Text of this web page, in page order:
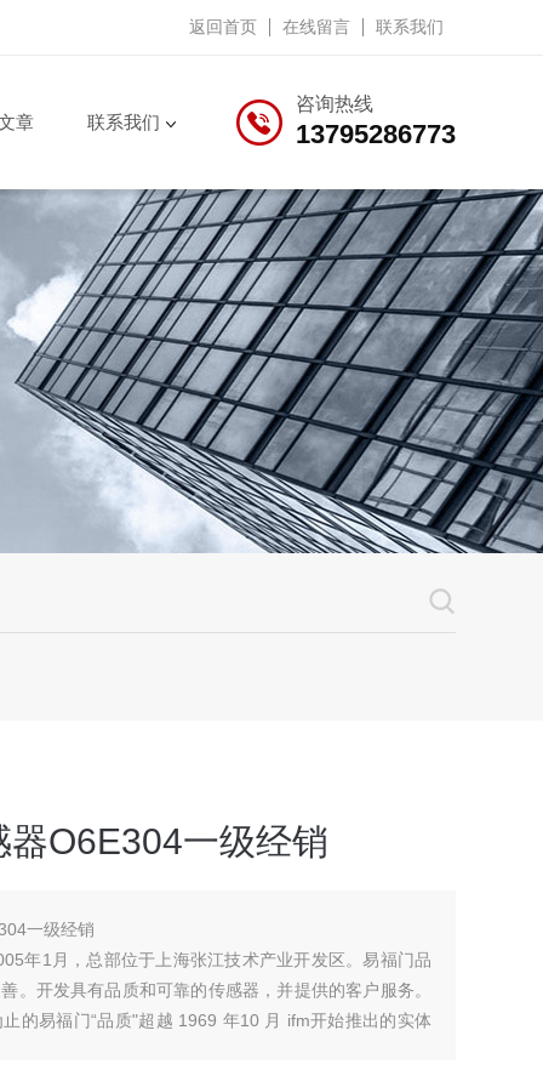
返回首页 在线留言 联系我们
咨询热线
13795286773
章 联系我们
O6E304一级经销
一级经销
年1月，总部位于上海张江技术产业开发区。易福门品
。开发具有品质和可靠的传感器，并提供的客户服务。
的易福门“品质"超越 1969 年10 月 ifm开始推出的实体